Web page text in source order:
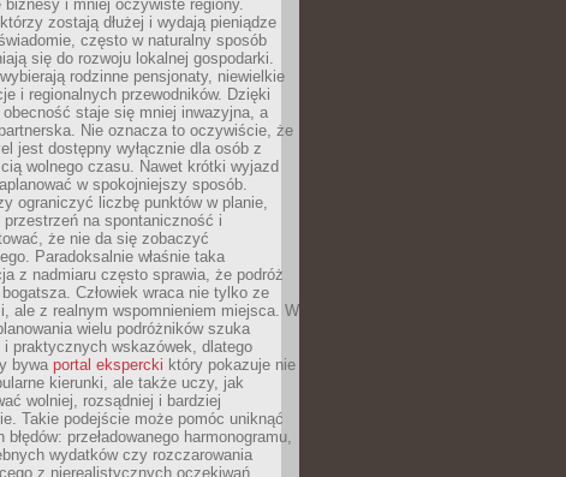
biznesy i mniej oczywiste regiony.
zostają dłużej i wydają pieniądze
często w naturalny sposób
się do rozwoju lokalnej gospodarki.
rodzinne pensjonaty, niewielkie
i regionalnych przewodników. Dzięki
staje się mniej inwazyjna, a
Nie oznacza to oczywiście, że
jest dostępny wyłącznie dla osób z
wolnego czasu. Nawet krótki wyjazd
w spokojniejszy sposób.
ograniczyć liczbę punktów w planie,
na spontaniczność i
że nie da się zobaczyć
Paradoksalnie właśnie taka
z nadmiaru często sprawia, że podróż
Człowiek wraca nie tylko ze
ale z realnym wspomnieniem miejsca. W
wielu podróżników szuka
i praktycznych wskazówek, dlatego
bywa portal ekspercki który pokazuje nie
kierunki, ale także uczy, jak
wolniej, rozsądniej i bardziej
Takie podejście może pomóc uniknąć
błędów: przeładowanego harmonogramu,
wydatków czy rozczarowania
z nierealistycznych oczekiwań.